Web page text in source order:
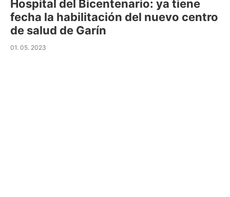
Hospital del Bicentenario: ya tiene
fecha la habilitación del nuevo centro
de salud de Garín
01. 05. 2023